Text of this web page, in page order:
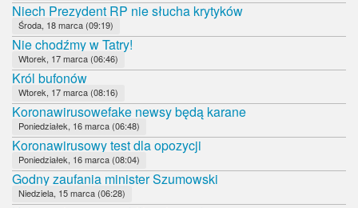
Niech Prezydent RP nie słucha krytyków
Środa, 18 marca (09:19)
Nie chodźmy w Tatry!
Wtorek, 17 marca (06:46)
Król bufonów
Wtorek, 17 marca (08:16)
Koronawirusowefake newsy będą karane
Poniedziałek, 16 marca (06:48)
Koronawirusowy test dla opozycji
Poniedziałek, 16 marca (08:04)
Godny zaufania minister Szumowski
Niedziela, 15 marca (06:28)